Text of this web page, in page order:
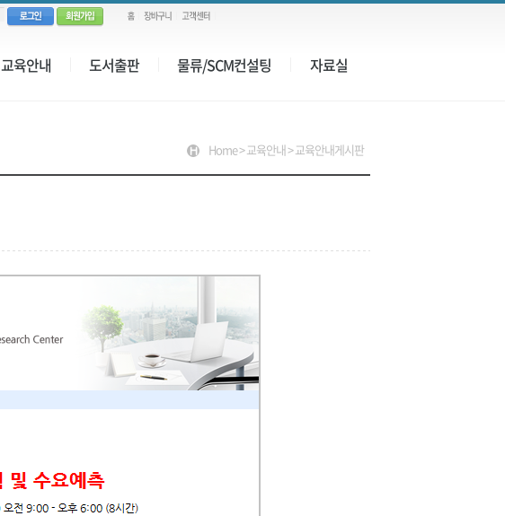
교육안내 도서출판 물류/SCM컨설팅 자료실
Home > 교육안내 > 교육안내게시판